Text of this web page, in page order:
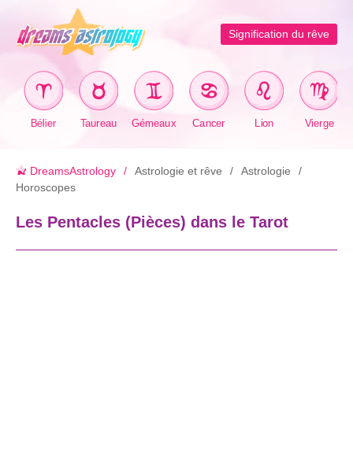
Signification du rêve
Bélier Taureau Gémeaux Cancer Lion Vierge
DreamsAstrology Astrologie et rêve
Astrologie
Horoscopes
Les Pentacles (Pièces) dans le Tarot